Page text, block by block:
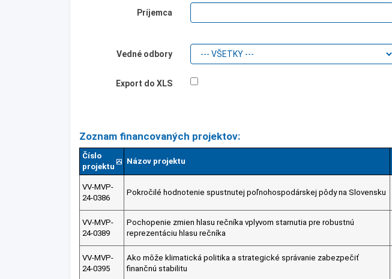
Príjemca
Vedné odbory
Export do XLS
Zoznam financovaných projektov:
Číslo
projektu
Názov projektu
VV-MVP-
24-0386
Pokročilé hodnotenie spustnutej poľnohospodárskej pôdy na Slovensku
VV-MVP-
24-0389
Pochopenie zmien hlasu rečníka vplyvom starnutia pre robustnú
reprezentáciu hlasu rečníka
VV-MVP-
24-0395
Ako môže klimatická politika a strategické správanie zabezpečiť
finančnú stabilitu